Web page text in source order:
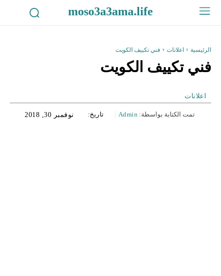
moso3a3ama.life
الرئيسية اعلانات فني تكييف الكويت
فني تكييف الكويت
اعلانات
تمت الكتابة بواسطة: Admin تاريخ: نوفمبر 30, 2018